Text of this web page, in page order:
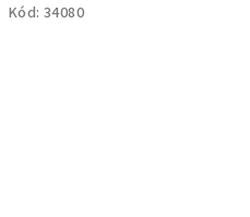
Kód: 34080